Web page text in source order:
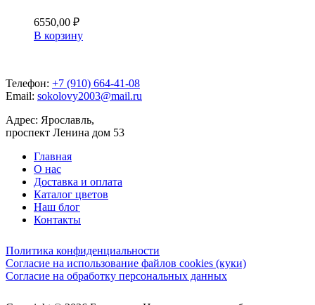
6550,00 ₽
В корзину
Телефон: +7 (910) 664-41-08
Email: sokolovy2003@mail.ru
Адрес: Ярославль,
проспект Ленина дом 53
Главная
О нас
Доставка и оплата
Каталог цветов
Наш блог
Контакты
Политика конфиденциальности
Согласие на использование файлов cookies (куки)
Cогласие на обработку персональных данных